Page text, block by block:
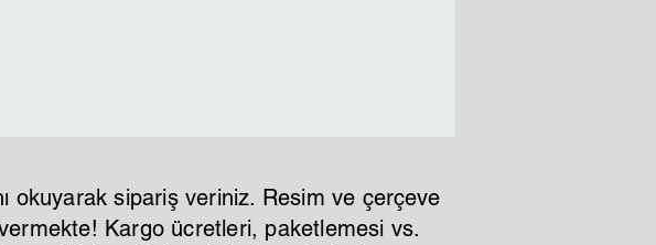
okuyarak sipariş veriniz. Resim ve çerçeve
Kargo ücretleri, paketlemesi vs.